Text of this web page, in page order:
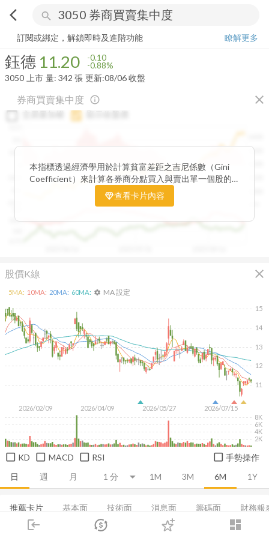
arrow_back_ios search
login dashboard
市場 登入
鈺德 11.20-0.88%
訂閱或綁定，解鎖即時及進階功能
瞭解更多
鈺德 11.20 -0.10
-0.88%
3050 上市 量: 342 張 更新:08/06 收盤
券商買賣集中度 close
info_outline
1300
0.85
本指標透過經濟學用於計算貧富差距之吉尼係數（Gini
Coefficient）來計算各券商分點買入與賣出單一個股的
集中程度。可做為籌碼面分析的一個重要參考。
查看卡片內容
股價K線 close
日 週 月 1M 3M 6M 1Y
2026/02/09 2026/04/09 2026/05/27 2026/07/15
11
12
13
14
15
2K
4K
6K
8K
5MA: 10MA: 20MA: 60MA: settings MA 設定
KD MACD RSI 手勢操作
推薦卡片 基本面 技術面 消息面 籌碼面 財務報
集保分布 基本概況 股利政策